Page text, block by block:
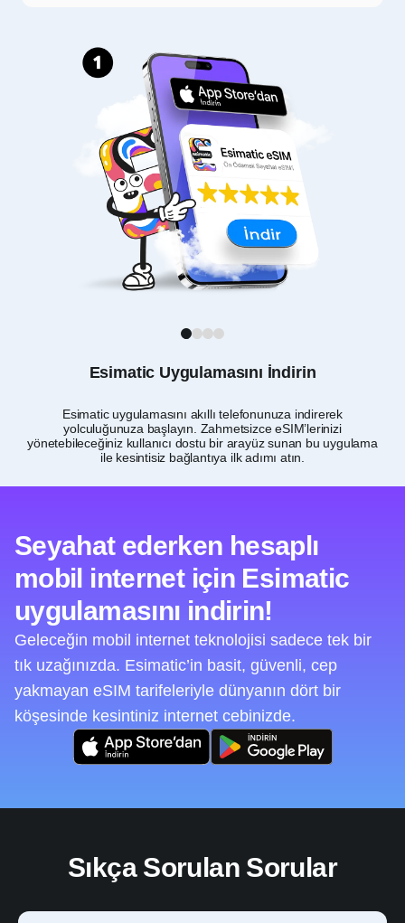
Esimatic Uygulamasını İndirin
Esimatic uygulamasını akıllı telefonunuza indirerek
yolculuğunuza başlayın. Zahmetsizce eSIM’lerinizi
yönetebileceğiniz kullanıcı dostu bir arayüz sunan bu uygulama
ile kesintisiz bağlantıya ilk adımı atın.
1 2 3 4
Seyahat ederken hesaplı
mobil internet için Esimatic
uygulamasını indirin!
Geleceğin mobil internet teknolojisi sadece tek bir
tık uzağınızda. Esimatic’in basit, güvenli, cep
yakmayan eSIM tarifeleriyle dünyanın dört bir
köşesinde kesintiniz internet cebinizde.
Sıkça Sorulan Sorular